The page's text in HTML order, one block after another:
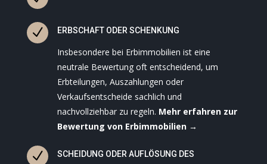
N ERBSCHAFT ODER SCHENKUNG
Insbesondere bei Erbimmobilien ist eine
neutrale Bewertung oft entscheidend, um
Erbteilungen, Auszahlungen oder
Verkaufsentscheide sachlich und
nachvollziehbar zu regeln. Mehr erfahren zur
Bewertung von Erbimmobilien →
N
SCHEIDUNG ODER AUFLÖSUNG DES